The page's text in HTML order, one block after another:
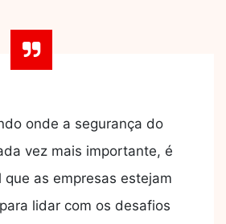
onde a segurança do
vez mais importante, é
as empresas estejam
lidar com os desafios